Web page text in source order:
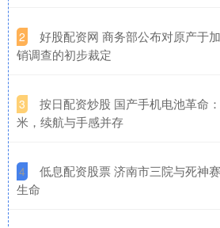
2
好股配资网 商务部公布对原产于
销调查的初步裁定
3
按日配资炒股 国产手机电池革命
米，续航与手感并存
4
低息配资股票 济南市三院与死神
生命